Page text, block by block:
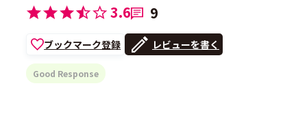
3.6 9
ブックマーク登録 レビューを書く
Good Response